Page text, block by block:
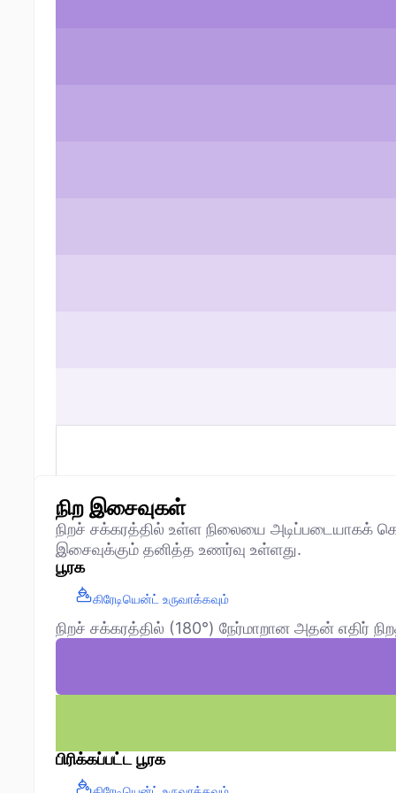
நிற இசைவுகள்
நிறச் சக்கரத்தில் உள்ள நிலையை
இசைவுக்கும் தனித்த உணர்வு உள்ளது.
பூரக
கிரேடியென்ட் உருவாக்கவும்
நிறச் சக்கரத்தில் (180°) நேர்மாறான அதன் எதிர்
பிரிக்கப்பட்ட பூரக